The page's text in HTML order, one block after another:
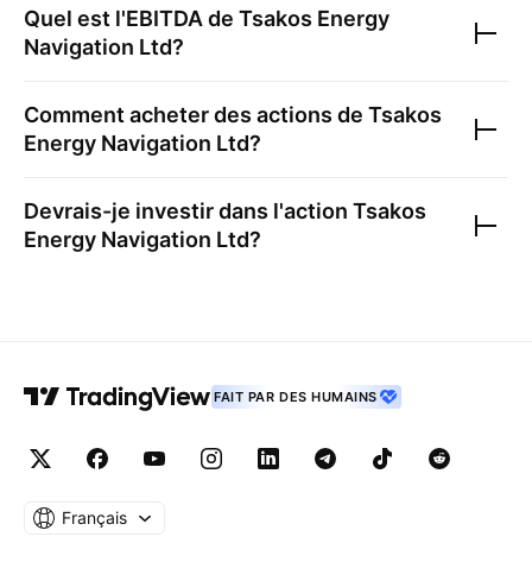
Quel est l'EBITDA de Tsakos Energy
Navigation Ltd?
Comment acheter des actions de Tsakos
Energy Navigation Ltd?
Devrais-je investir dans l'action Tsakos
Energy Navigation Ltd?
FAIT PAR DES HUMAINS
Français